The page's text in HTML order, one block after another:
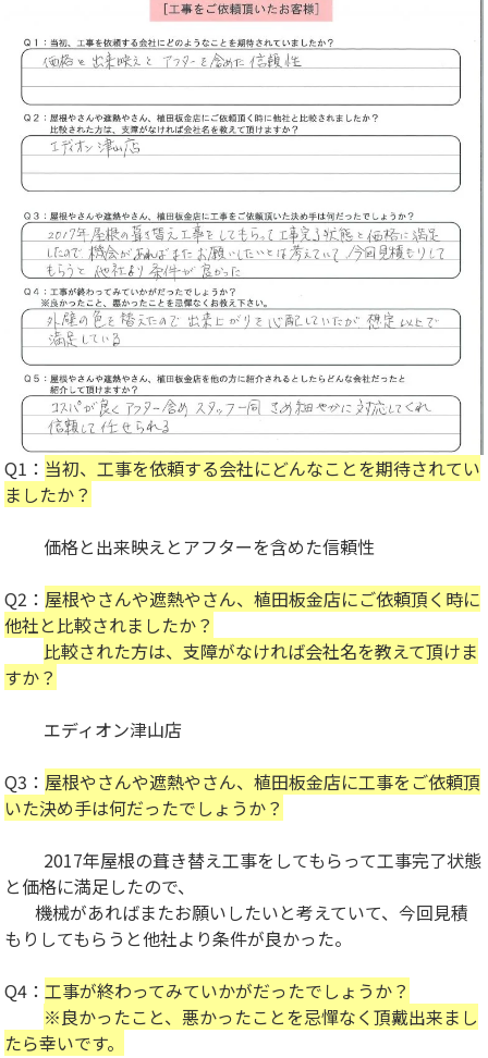
Q1： 当初、工事を依頼する会社にどんなことを期待されてい
ましたか？
価格と出来映えとアフターを含めた信頼性
Q2： 屋根やさんや遮熱やさん、植田板金店にご依頼頂く時に
他社と比較されましたか？
比較された方は、支障がなければ会社名を教えて頂けま
すか？
エディオン津山店
Q3： 屋根やさんや遮熱やさん、植田板金店に工事をご依頼頂
いた決め手は何だったでしょうか？
2017年屋根の葺き替え工事をしてもらって工事完了状態
と価格に満足したので、
機械があればまたお願いしたいと考えていて、今回見積
もりしてもらうと他社より条件が良かった。
Q4：工事が終わってみていかがだったでしょうか？
※良かったこと、悪かったことを忌憚なく頂戴出来まし
たら幸いです。